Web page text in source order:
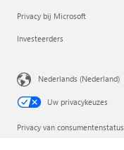
Privacy bij Microsoft
Investeerders
Nederlands (Nederland)
Uw privacykeuzes
Privacy van consumentenstatus